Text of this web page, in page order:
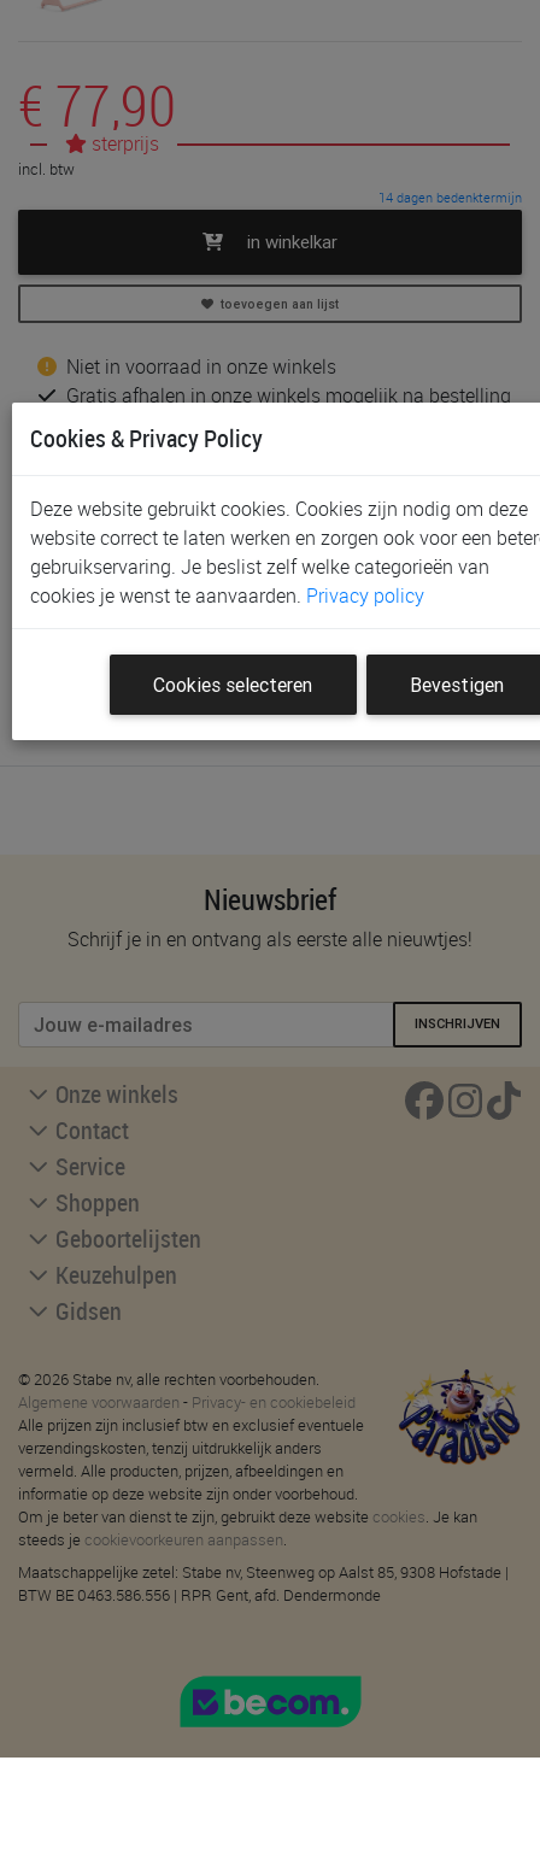
€ 77,90
sterprijs
incl. btw
14 dagen bedenktermijn
in winkelkar
toevoegen aan lijst
Niet in voorraad in onze winkels
Gratis afhalen in onze winkels mogelijk na bestelling
Gratis verzending vanaf € 80 *
Voorraad bij Paradisio
Klantenbeoordelingen
Meld je aan met je Paradisio account om een beoordeling
te plaatsen.
Nieuwsbrief
Schrijf je in en ontvang als eerste alle nieuwtjes!
INSCHRIJVEN
Onze winkels
Contact
Service
Shoppen
Geboortelijsten
Keuzehulpen
Gidsen
© 2026 Stabe nv, alle rechten voorbehouden.
Algemene voorwaarden - Privacy- en cookiebeleid
Alle prijzen zijn inclusief btw en exclusief eventuele
verzendingskosten, tenzij uitdrukkelijk anders
vermeld. Alle producten, prijzen, afbeeldingen en
informatie op deze website zijn onder voorbehoud.
Om je beter van dienst te zijn, gebruikt deze website cookies. Je kan
steeds je cookievoorkeuren aanpassen.
Maatschappelijke zetel: Stabe nv, Steenweg op Aalst 85, 9308 Hofstade |
BTW BE 0463.586.556 | RPR Gent, afd. Dendermonde
Cookies & Privacy Policy
Deze website gebruikt cookies. Cookies zijn nodig om deze
website correct te laten werken en zorgen ook voor een
gebruikservaring. Je beslist zelf welke categorieën van
cookies je wenst te aanvaarden. Privacy policy
Cookies selecteren Bevestigen